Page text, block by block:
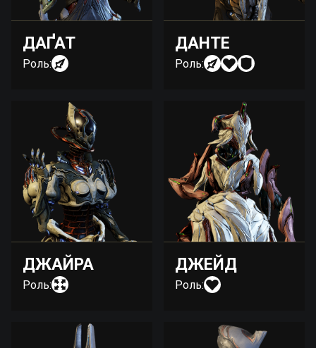
ДАҐАТ
Роль:
ДАНТЕ
Роль:
ДЖАЙРА
Роль:
ДЖЕЙД
Роль: